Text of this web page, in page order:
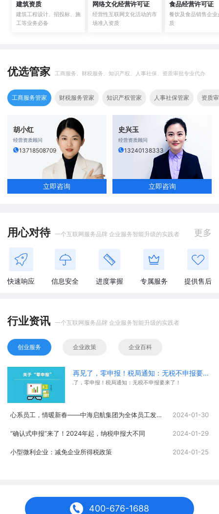
建筑资质
建筑工程设计、招投标、施
工等业务必备
网络文化经营许可证
经营性互联网文化活动的市
场准入资质
食品经营许可证
餐饮及食品销售企业
质
优选管家 工商服务、财税服务、知识产权、人事社保、资质审批专业代办
工商服务管家 财税服务管家 知识产权管家 人事社保管家 资质
胡小红
经营资质顾问
13718508709
立即咨询
史兴玉
经营资质顾问
13240138333
立即咨询
用心对待 一个互联网服务品牌 企业服务智能升级的实践者 更多
快速响应 信息安全 进度掌握 专属服务 提供售后
行业资讯 一个互联网服务品牌 企业服务智能升级的实践者
创业服务 企业政策 企业百科
再见了，零申报！税局通知：无税不申报要来了！
再见了，零申报！税局通知：无税不申报要来了！
心系员工，情暖新春——中海启航集团为全体员工发放春节福利 2024-01-30
“确认式申报”来了！2024年起，纳税申报大不同 2024-01-29
小型微利企业：减免企业所得税政策 2024-01-25
400-676-1688